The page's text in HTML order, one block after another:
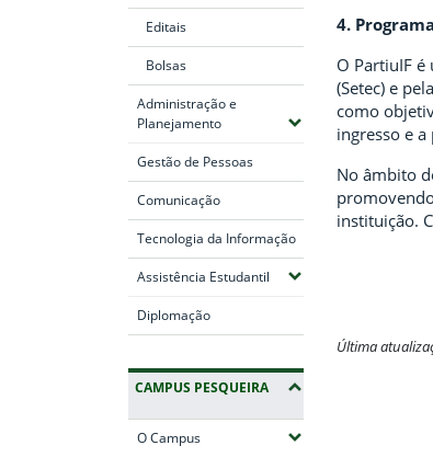
Editais
Bolsas
Administração e
Planejamento(Expandir submenus)
Gestão de Pessoas
Comunicação
Tecnologia da Informação
Assistência Estudantil (Expandir submenus)
Diplomação
CAMPUS PESQUEIRA
O Campus(Expandir submenus)
4.
O PartiuIF é
(Setec) e
como
ingresso e
No âmbito
instituição.
Última